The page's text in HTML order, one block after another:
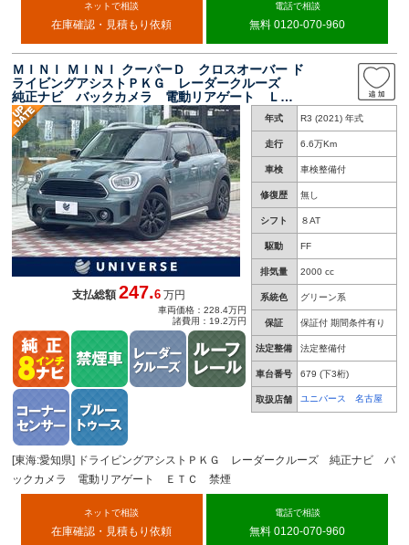
ネットで相談
在庫確認・見積もり依頼
電話で相談
無料 0120-070-960
ＭＩＮＩ ＭＩＮＩ クーパーＤ クロスオーバー ド
ライビングアシストＰＫＧ レーダークルーズ
純正ナビ バックカメラ 電動リアゲート ＬＥ
Ｄヘッドランプ Ｂｌｕｅｔｏｏｔｈ接続 純正
１８インチＡＷ コンフォートアクセス ＥＴ
Ｃ 禁煙車
年式 R3 (2021) 年式
走行 6.6万Km
車検 車検整備付
修復歴 無し
シフト ８AT
駆動 FF
排気量 2000 cc
系統色 グリーン系
保証 保証付 期間条件有り
法定整備 法定整備付
車台番号 679 (下3桁)
取扱店舗 ユニバース 名古屋
支払総額247.6 万円
車両価格：228.4万円
諸費用：19.2万円
[東海:愛知県] ドライビングアシストＰＫＧ レーダークルーズ 純正ナビ バ
ックカメラ 電動リアゲート ＥＴＣ 禁煙
ネットで相談
在庫確認・見積もり依頼
電話で相談
無料 0120-070-960